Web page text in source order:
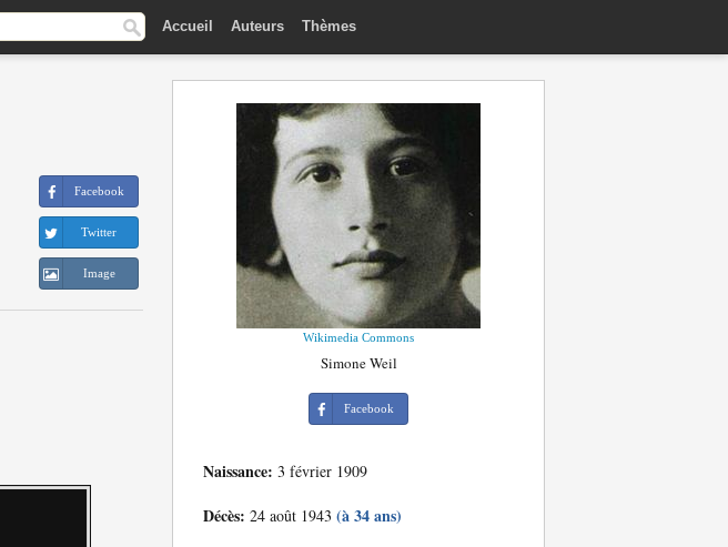
Accueil Auteurs Thèmes
Facebook
Twitter
Image
Wikimedia Commons
Simone Weil
Facebook
Naissance: 3 février 1909
Décès: 24 août 1943 (à 34 ans)